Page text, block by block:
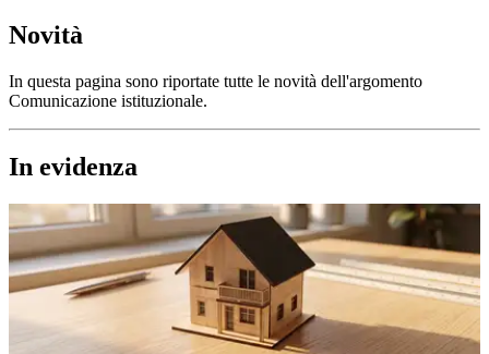
Novità
In questa pagina sono riportate tutte le novità dell'argomento
Comunicazione istituzionale.
In evidenza